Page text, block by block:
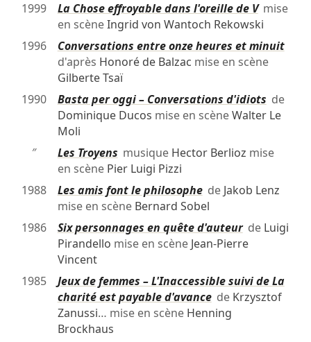
1999
La Chose effroyable dans l'oreille de Vmise
en scèneIngrid von Wantoch Rekowski
1996
Conversations entre onze heures et minuit
d'après Honoré de Balzac mise en scène
Gilberte Tsaï
1990
Basta per oggi – Conversations d'idiots de
Dominique Ducos mise en scèneWalter Le
Moli
″
Les Troyens musique Hector Berlioz mise
en scène Pier Luigi Pizzi
1988
Les amis font le philosophede Jakob Lenz
mise en scène Bernard Sobel
1986
Six personnages en quête d'auteurde Luigi
Pirandello mise en scène Jean-Pierre
Vincent
1985
Jeux de femmes – L'Inaccessible suivi de La
charité est payable d'avancede Krzysztof
Zanussi… mise en scène Henning
Brockhaus